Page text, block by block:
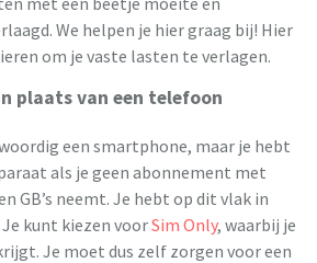
We helpen je hier graag bij! Hier
om je vaste lasten te verlagen.
plaats van een telefoon
een smartphone, maar je hebt
als je geen abonnement met
GB’s neemt. Je hebt op dit vlak in
kunt kiezen voorSim Only, waarbij je
Je moet dus zelf zorgen voor een